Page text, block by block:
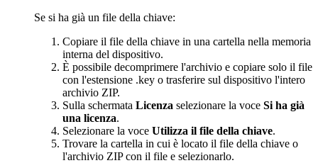
Se si ha già un file della chiave:
Copiare il file della chiave in una cartella nella memoria
interna del dispositivo.
È possibile decomprimere l'archivio e copiare solo il file
con l'estensione .key o trasferire sul dispositivo l'intero
archivio ZIP.
Sulla schermata Licenza selezionare la voce Si ha già
una licenza.
Selezionare la voce Utilizza il file della chiave.
Trovare la cartella in cui è locato il file della chiave o
l'archivio ZIP con il file e selezionarlo.